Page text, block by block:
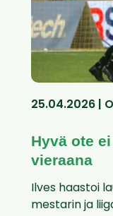
25.04.2026 |
Hyvä ote
vieraana
Ilves haastoi
mestarin ja